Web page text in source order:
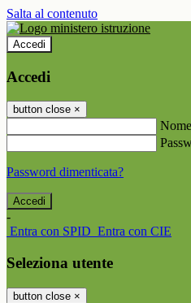
Salta al contenuto
Accedi
Accedi
button close ×
Password dimenticata?
-
Entra con SPID Entra con CIE
Seleziona utente
button close ×